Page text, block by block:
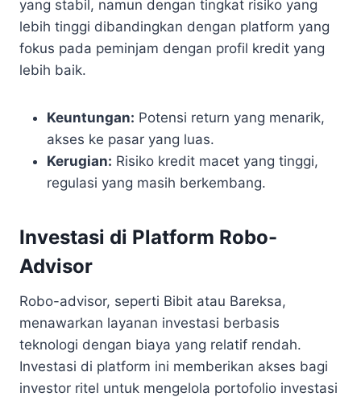
yang stabil, namun dengan tingkat risiko yang
lebih tinggi dibandingkan dengan platform yang
fokus pada peminjam dengan profil kredit yang
lebih baik.
Keuntungan: Potensi return yang menarik,
akses ke pasar yang luas.
Kerugian: Risiko kredit macet yang tinggi,
regulasi yang masih berkembang.
Investasi di Platform Robo-
Advisor
Robo-advisor, seperti Bibit atau Bareksa,
menawarkan layanan investasi berbasis
teknologi dengan biaya yang relatif rendah.
Investasi di platform ini memberikan akses bagi
investor ritel untuk mengelola portofolio investasi